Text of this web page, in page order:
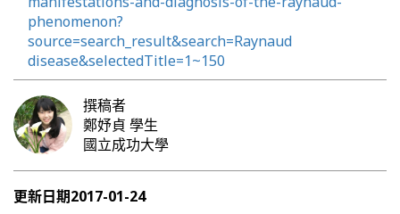
phenomenon?
source=search_result&search=Raynaud
disease&selectedTitle=1~150
撰稿者
鄭妤貞 學生
國立成功大學
更新日期2017-01-24